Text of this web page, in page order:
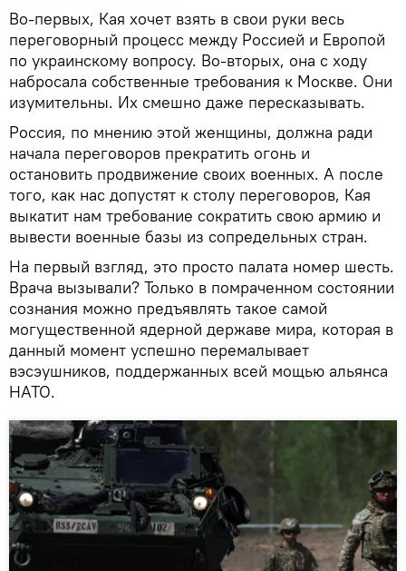
Во-первых, Кая хочет взять в свои руки весь
переговорный процесс между Россией и Европой
по украинскому вопросу. Во-вторых, она с ходу
набросала собственные требования к Москве. Они
изумительны. Их смешно даже пересказывать.
Россия, по мнению этой женщины, должна ради
начала переговоров прекратить огонь и
остановить продвижение своих военных. А после
того, как нас допустят к столу переговоров, Кая
выкатит нам требование сократить свою армию и
вывести военные базы из сопредельных стран.
На первый взгляд, это просто палата номер шесть.
Врача вызывали? Только в помраченном состоянии
сознания можно предъявлять такое самой
могущественной ядерной державе мира, которая в
данный момент успешно перемалывает
вэсэушников, поддержанных всей мощью альянса
НАТО.